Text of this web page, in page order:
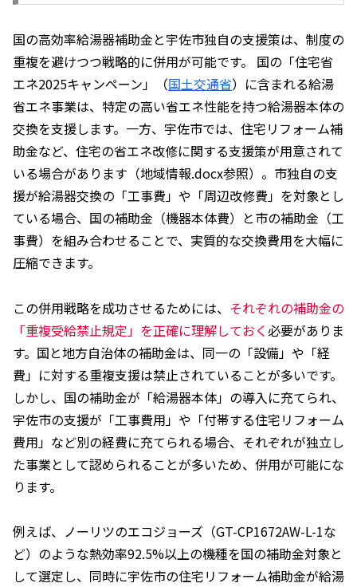
国の高効率給湯器補助金と宇佐市独自の支援策は、制度の
重複を避けつつ戦略的に併用が可能です。 国の「住宅省
エネ2025キャンペーン」（国土交通省）に含まれる給湯
省エネ事業は、特定の高い省エネ性能を持つ給湯器本体の
交換を支援します。一方、宇佐市では、住宅リフォーム補
助金など、住宅の省エネ改修に関する支援策が用意されて
いる場合があります（地域情報.docx参照）。市独自の支
援が給湯器交換の「工事費」や「周辺改修費」を対象とし
ている場合、国の補助金（機器本体費）と市の補助金（工
事費）を組み合わせることで、実質的な交換費用を大幅に
圧縮できます。
この併用戦略を成功させるためには、 それぞれの補助金の
「重複受給禁止規定」を正確に理解しておく 必要がありま
す。国と地方自治体の補助金は、同一の「設備」や「経
費」に対する重複支援は禁止されていることが多いです。
しかし、国の補助金が「給湯器本体」の導入に充てられ、
宇佐市の支援が「工事費用」や「付帯する住宅リフォーム
費用」など別の経費に充てられる場合、それぞれが独立し
た事業として認められることが多いため、併用が可能にな
ります。
例えば、ノーリツのエコジョーズ（GT-CP1672AW-L-1な
ど）のような熱効率92.5%以上の機種を国の補助金対象と
して選定し、同時に宇佐市の住宅リフォーム補助金が給湯